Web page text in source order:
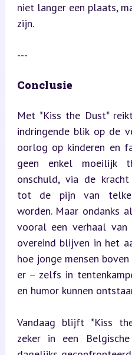
niet langer een plaats,
zijn.
---
Conclusie
Met *Kiss the Dust*
indringende blik op de
oorlog op kinderen en
geen enkel moeilijk
onschuld, via de
tot de pijn van
worden. Maar ondanks
vooral een verhaal van
overeind blijven in het
hoe jonge mensen
er – zelfs in
en humor kunnen
Vandaag blijft *Kiss
zeker in een